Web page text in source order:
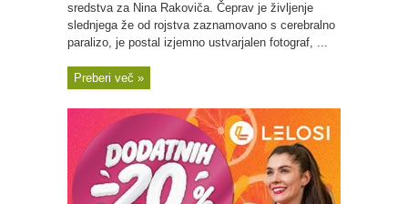
sredstva za Nina Rakoviča. Čeprav je življenje
slednjega že od rojstva zaznamovano s cerebralno
paralizo, je postal izjemno ustvarjalen fotograf, ...
Preberi več »